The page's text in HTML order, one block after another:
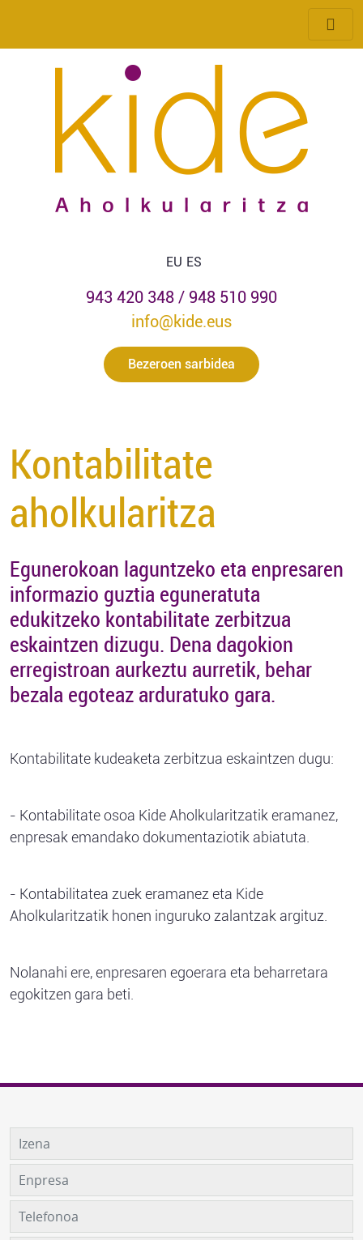
ENPRESA
AHOLKULARITZA
KONTABILITATE
AHOLKULARITZA
AHOLKULARITZA
EU ES
943 420 348 / 948 510 990
info@kide.eus
Bezeroen sarbidea
Kontabilitate
aholkularitza
Egunerokoan laguntzeko eta enpresaren
informazio guztia eguneratuta
edukitzeko kontabilitate zerbitzua
eskaintzen dizugu. Dena dagokion
erregistroan aurkeztu aurretik, behar
bezala egoteaz arduratuko gara.
Kontabilitate kudeaketa zerbitzua eskaintzen dugu:
- Kontabilitate osoa Kide Aholkularitzatik eramanez,
enpresak emandako dokumentaziotik abiatuta.
- Kontabilitatea zuek eramanez eta Kide
Aholkularitzatik honen inguruko zalantzak argituz.
Nolanahi ere, enpresaren egoerara eta beharretara
egokitzen gara beti.